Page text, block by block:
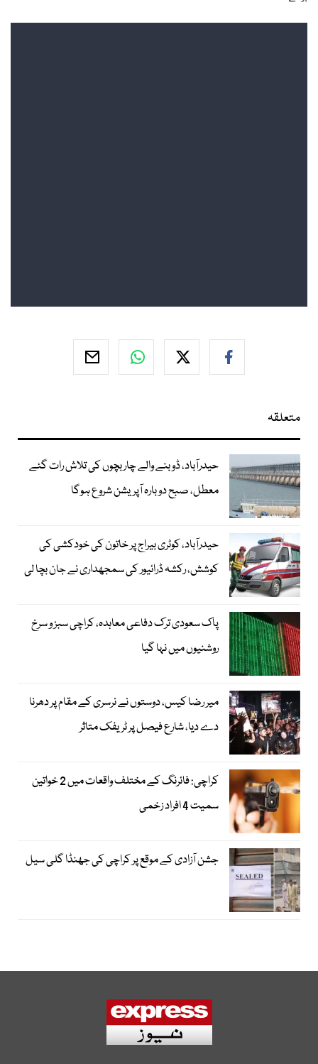
متعلقہ
حیدرآباد، ڈوبنے والے چار بچوں کی تلاش رات گئے
معطل، صبح دوبارہ آپریشن شروع ہوگا
حیدرآباد، کوٹری بیراج پر خاتون کی خودکشی کی
کوشش، رکشہ ڈرائیور کی سمجھداری نے جان بچا لی
پاک سعودی ترک دفاعی معاہدہ، کراچی سبز و سرخ
روشنیوں میں نہا گیا
میر رضا کیس، دوستوں نے نرسری کے مقام پر دھرنا
دے دیا، شارع فیصل پر ٹریفک متاثر
کراچی: فائرنگ کے مختلف واقعات میں 2 خواتین
سمیت 4 افراد زخمی
جشن آزادی کے موقع پر کراچی کی جھنڈا گلی سیل